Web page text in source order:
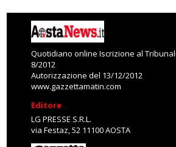
Quotidiano online Iscrizione al
8/2012
Autorizzazione del 13/12/2012
www.gazzettamatin.com
Editore
LG PRESSE S.R.L.
via Festaz, 52 11100 AOSTA